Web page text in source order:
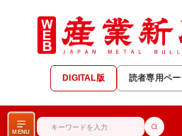
DIGITAL版 読者専用ペー
MENU